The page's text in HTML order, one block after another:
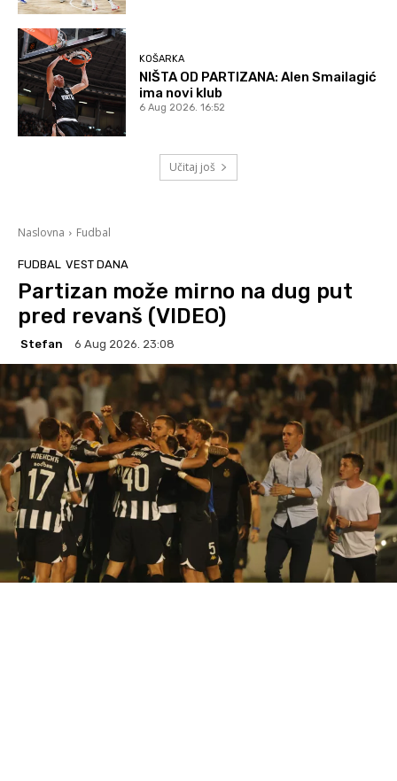
KOŠARKA
NIŠTA OD PARTIZANA: Alen Smailagić
ima novi klub
6 Aug 2026. 16:52
Učitaj još